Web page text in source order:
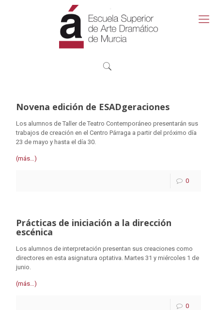
Novena edición de ESADgeraciones
Los alumnos de Taller de Teatro Contemporáneo presentarán sus
trabajos de creación en el Centro Párraga a partir del próximo día
23 de mayo y hasta el día 30.
(más…)
0
Prácticas de iniciación a la dirección
escénica
Los alumnos de interpretación presentan sus creaciones como
directores en esta asignatura optativa. Martes 31 y miércoles 1 de
junio.
(más…)
0